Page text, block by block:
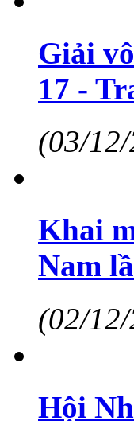
Giải
17 -
(03/
Khai
Nam
(02/
Hội